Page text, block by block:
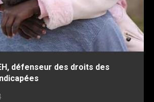
défenseur des droits des